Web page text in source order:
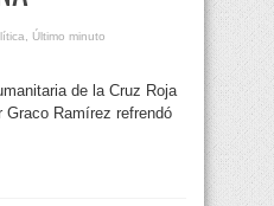
, Último minuto
de la Cruz Roja
Graco Ramírez refrendó